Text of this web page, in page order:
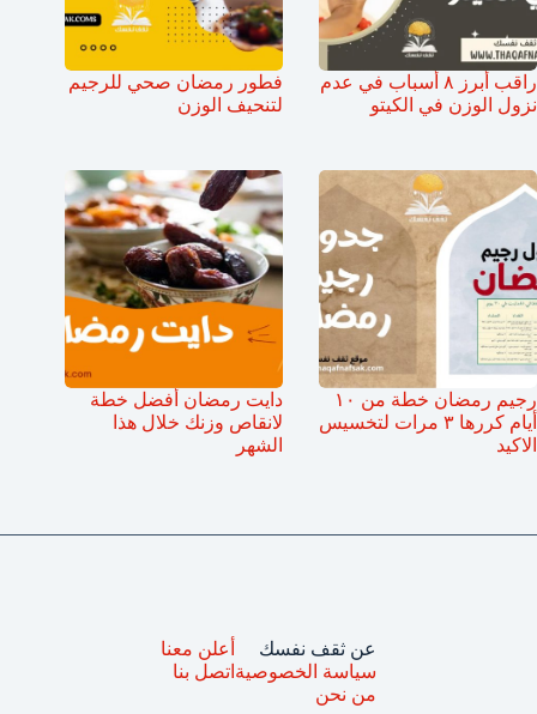
راقب أبرز ٨ أسباب في عدم
نزول الوزن في الكيتو
فطور رمضان صحي للرجيم
لتنحيف الوزن
رجيم رمضان خطة من ١٠
أيام كررها ٣ مرات لتخسيس
الاكيد
دايت رمضان أفضل خطة
لانقاص وزنك خلال هذا
الشهر
عن ثقف نفسك
سياسة الخصوصية
من نحن
أعلن معنا
اتصل بنا